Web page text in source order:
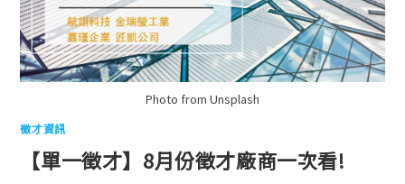
Photo from Unsplash
徵才資訊
【單一徵才】8月份徵才廠商一次看!